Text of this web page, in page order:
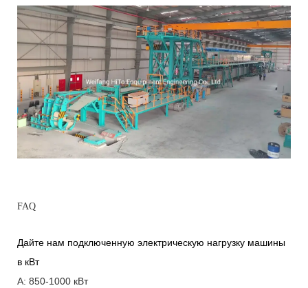
FAQ
Дайте нам подключенную электрическую нагрузку машины
в кВт
A: 850-1000 кВт